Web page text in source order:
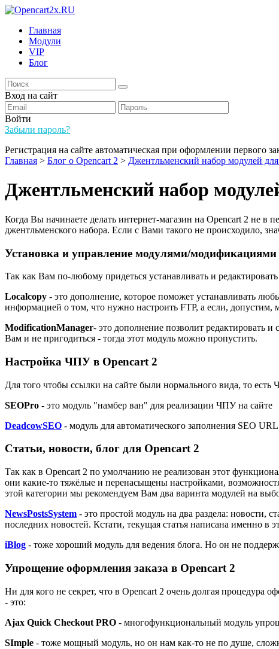
Главная
Модули
VIP
Блог
Вход на сайт
Войти
Забыли пароль?
Регистрация на сайте автоматическая при оформлении первого
Главная > Блог о Opencart 2 > Джентльменский набор модулей
Джентльменский набор
Когда Вы начинаете делать интернет-магазин на Opencart 2 не в
джентльменского набора. Если с Вами такого не происходило,
Установка и управление модулями/модификациями
Так как Вам по-любому придеться устанавливать и
Localcopy - это дополнение, которое поможет устанавливать
информацией о том, что нужно настроить FTP, а если,
ModificationManager- это дополнение позволит редактировать
Вам и не пригодиться - тогда этот модуль можно пропустить.
Настройка ЧПУ в Opencart 2
Для того чтобы ссылки на сайте были нормального вида, то
SEOPro - это модуль "намбер ван" для реализации ЧПУ на сайте
DeadcowSEO - модуль для автоматического заполнения SEO
Статьи, новости, блог для Opencart 2
Так как в Opencart 2 по умолчанию не реализован этот
они какие-то тяжёлые и перенасыщены настройками,
этой категории мы рекомендуем Вам два варинта модулей на
NewsPostsSystem - это простой модуль на два раздела: новости,
последних новостей. Кстати, текущая статья написана именно в
iBlog - тоже хороший модуль для ведения блога. Но он не
Упрощение оформления заказа в Opencart 2
Ни для кого не секрет, что в Opencart 2 очень долгая процедура
- это:
Ajax Quick Checkout PRO - многофункциональный модуль
SImple - тоже мощный модуль, но он нам как-то не по душе,